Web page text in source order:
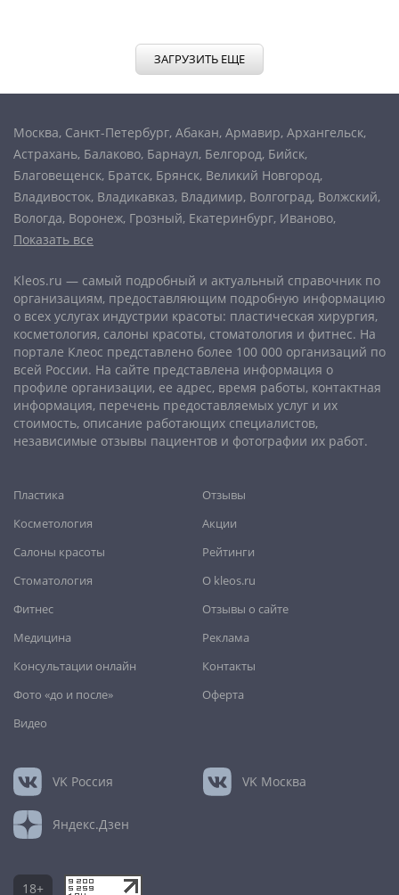
ЗАГРУЗИТЬ ЕЩЕ
Показать все
Москва, Санкт-Петербург, Абакан, Армавир, Архангельск,
Астрахань, Балаково, Барнаул, Белгород, Бийск,
Благовещенск, Братск, Брянск, Великий Новгород,
Владивосток, Владикавказ, Владимир, Волгоград, Волжский,
Вологда, Воронеж, Грозный, Екатеринбург, Иваново,
Ижевск,Иркутск
Краснодар ,Красноярск,Курган ,Курск,Липецк,
Магнитогорск, Махачкала,Мурманск,Набережные Челны,
Нальчик,Нижневартовск ,Нижний Новгород,Нижний Тагил
Новокузнецк , Новороссийск,Новосибирск,Новочеркасск,
Норильск,Омск, Орёл, Оренбург,Орск,Пенза,Пермь
Петрозаводск,Петропавловск-Камчатский,Псков,Ростов-
на-Дону,Рыбинск,Рязань,Самара,Саранск,Саратов
Севастополь,Северодвинск,Симферополь,Смоленск
Старый Оскол Стерлитамак , Сургут
Улан-Удэ
Хабаровск,
Челябинск
Шахты
Kleos.ru — самый подробный и актуальный справочник по
организациям, предоставляющим подробную информацию
о всех услугах индустрии красоты: пластическая хирургия,
косметология, салоны красоты, стоматология и фитнес. На
портале Клеос представлено более 100 000 организаций по
всей России. На сайте представлена информация о
профиле организации, ее адрес, время работы, контактная
информация, перечень предоставляемых услуг и их
стоимость, описание работающих специалистов,
независимые отзывы пациентов и фотографии их работ.
Пластика
Косметология
Салоны красоты
Стоматология
Фитнес
Медицина
Консультации онлайн
Фото «до и после»
Видео
Отзывы
Акции
Рейтинги
О kleos.ru
Отзывы о сайте
Реклама
Контакты
Оферта
VK Россия VK Москва
Яндекс.Дзен
18+